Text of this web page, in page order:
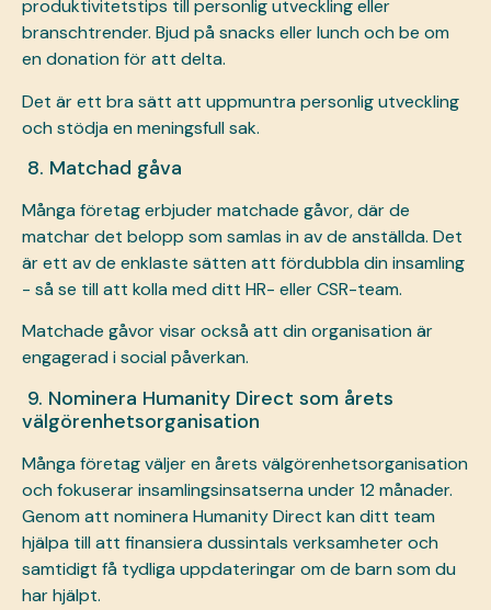
produktivitetstips till personlig utveckling eller
branschtrender. Bjud på snacks eller lunch och be om
en donation för att delta.
Det är ett bra sätt att uppmuntra personlig utveckling
och stödja en meningsfull sak.
8. Matchad gåva
Många företag erbjuder matchade gåvor, där de
matchar det belopp som samlas in av de anställda. Det
är ett av de enklaste sätten att fördubbla din insamling
- så se till att kolla med ditt HR- eller CSR-team.
Matchade gåvor visar också att din organisation är
engagerad i social påverkan.
9. Nominera Humanity Direct som årets
välgörenhetsorganisation
Många företag väljer en årets välgörenhetsorganisation
och fokuserar insamlingsinsatserna under 12 månader.
Genom att nominera Humanity Direct kan ditt team
hjälpa till att finansiera dussintals verksamheter och
samtidigt få tydliga uppdateringar om de barn som du
har hjälpt.